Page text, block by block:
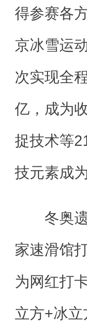
得参赛各
京冰雪运
次实现全
亿，成为
捉技术等
技元素成
冬奥遗
家速滑馆
为网红打
立方+冰